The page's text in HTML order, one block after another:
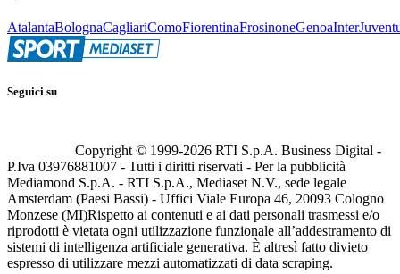
AtalantaBolognaCagliariComoFiorentinaFrosinoneGenoaInter
Seguici su
Copyright © 1999-2026 RTI S.p.A. Business Digital -
P.Iva 03976881007 - Tutti i diritti riservati - Per la pubblicità
Mediamond S.p.A. - RTI S.p.A., Mediaset N.V., sede legale
Amsterdam (Paesi Bassi) - Uffici Viale Europa 46, 20093 Cologno
Monzese (MI)Rispetto ai contenuti e ai dati personali trasmessi e/o
riprodotti è vietata ogni utilizzazione funzionale all’addestramento di
sistemi di intelligenza artificiale generativa. È altresì fatto divieto
espresso di utilizzare mezzi automatizzati di data scraping.